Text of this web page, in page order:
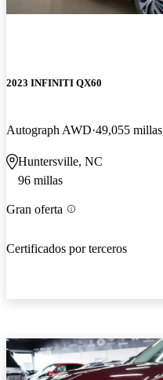
2023 INFINITI QX60
Autograph AWD 49,055 millas
Huntersville, NC
96 millas
Gran oferta
Certificados por terceros